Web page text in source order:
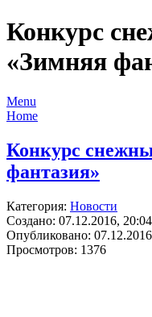
Конкурс
«Зимняя
Menu
Home
Конкурс
фантазия»
Категория: Новости
Создано: 07.12.2016, 20:04
Опубликовано:
Просмотров: 1376